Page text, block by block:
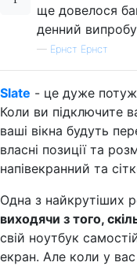
ще довелося
денний
— Ернст Ернст
Slate - це дуже
Коли ви підключите
ваші вікна будуть
власні позиції та
напівекранний та
Одна з найкрутіших
виходячи з того,
свій ноутбук
екран. Але коли у